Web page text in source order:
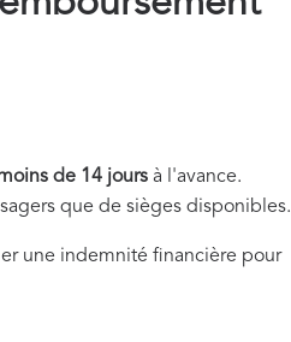
de 14 jours à l'avance.
que de sièges disponibles.
une indemnité financière pour